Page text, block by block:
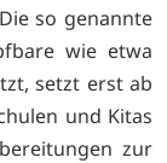
so genannte
wie etwa
setzt erst ab
und Kitas
zur